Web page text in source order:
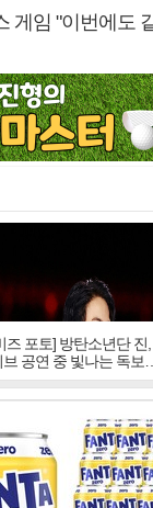
게임 "이번에도
즈 포토] 방탄소년단 진
브 공연 중 빛나는 독보적
우라